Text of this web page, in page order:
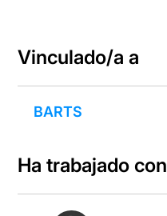
Vinculado/a a
BARTS
Ha trabajado con